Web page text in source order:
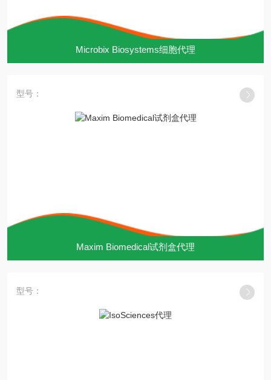
Microbix Biosystems细胞代理
型号：
Maxim Biomedical试剂盒代理
型号：